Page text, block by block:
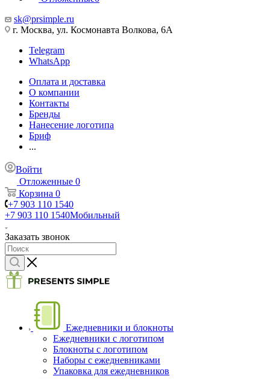
sk@prsimple.ru
г. Москва, ул. Космонавта Волкова, 6А
Telegram
WhatsApp
Оплата и доставка
О компании
Контакты
Бренды
Нанесение логотипа
Бриф
...
Войти
Отложенные 0
Корзина 0
+7 903 110 1540
+7 903 110 1540Мобильный
Заказать звонок
Ежедневники и блокноты
Ежедневники с логотипом
Блокноты с логотипом
Наборы с ежедневниками
Упаковка для ежедневников